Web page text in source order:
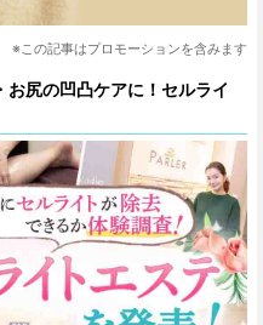
※この記事はプロモーションを含みます
お尻の凹凸ケアに！セルライ